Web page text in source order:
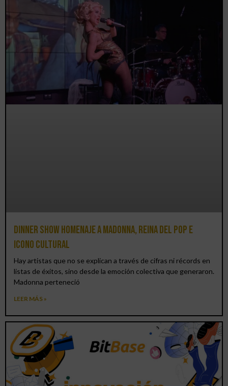
Dinner Show homenaje a Madonna, reina del pop e
icono cultural
Hay artistas que no se explican a través de cifras ni récords en
listas de éxitos, sino desde la emoción colectiva que generaron.
Madonna perteneció
LEER MÁS »